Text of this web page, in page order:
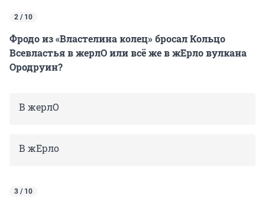
2 / 10
Фродо из «Властелина колец» бросал Кольцо
Всевластья в жерлО или всё же в жЕрло вулкана
Ородруин?
В жерлО
В жЕрло
3 / 10